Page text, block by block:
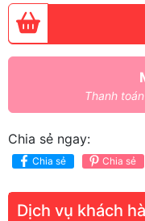
Thanh
Chia sẻ ngay:
Chia sẻ Chia sẻ
Dịch vụ khách